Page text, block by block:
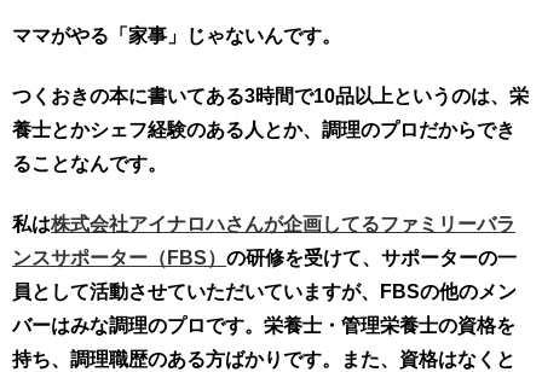
ママがやる「家事」じゃないんです。
つくおきの本に書いてある3時間で10品以上というのは、栄
養士とかシェフ経験のある人とか、調理のプロだからでき
ることなんです。
私は株式会社アイナロハさんが企画してるファミリーバラ
ンスサポーター（FBS） の研修を受けて、サポーターの一
員として活動させていただいていますが、FBSの他のメン
バーはみな調理のプロです。栄養士・管理栄養士の資格を
持ち、調理職歴のある方ばかりです。また、資格はなくと